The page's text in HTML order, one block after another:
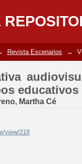
Revista Escenarios →
educativos
Martha Cé
view/218